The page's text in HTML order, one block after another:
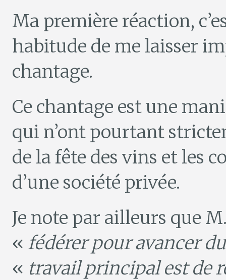
Ma première réaction,
habitude de me laisser
chantage.
Ce chantage est une
qui n’ont pourtant
de la fête des vins et les
d’une société privée.
Je note par ailleurs que
« fédérer pour avancer
« travail principal est de